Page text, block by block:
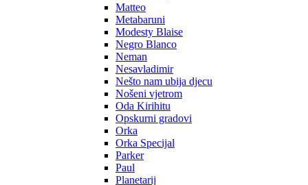
Matteo
Metabaruni
Modesty Blaise
Negro Blanco
Neman
Nesavladimir
Nešto nam ubija djecu
Nošeni vjetrom
Oda Kirihitu
Opskurni gradovi
Orka
Orka Specijal
Parker
Paul
Planetarij